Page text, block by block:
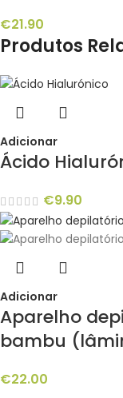
€21.90
Produtos
Adicionar
Ácido
€9.90
Adicionar
Aparelho
bambu
€22.00